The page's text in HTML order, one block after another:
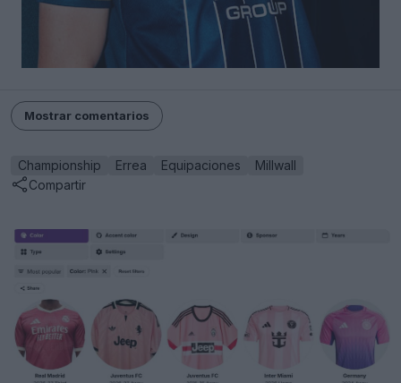
Mostrar comentarios
Championship Errea Equipaciones
Millwall
Compartir